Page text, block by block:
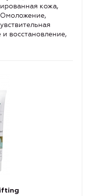
кожа,
и восстановление,